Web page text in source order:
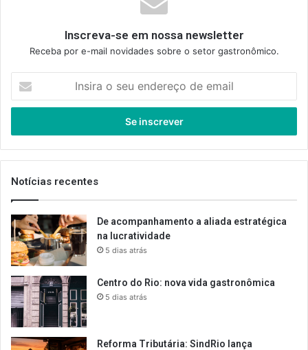
Inscreva-se em nossa newsletter
Receba por e-mail novidades sobre o setor gastronômico.
seu
de
email
Notícias recentes
De acompanhamento a aliada estratégica
na lucratividade
5 dias atrás
Centro do Rio: nova vida gastronômica
5 dias atrás
Reforma Tributária: SindRio lança